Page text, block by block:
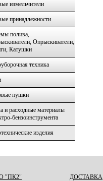
измельчители
принадлежности
полива,
Опрыскиватели,
Катушки
техника
пушки
и расходные материалы
бензоинструмента
изделия
"ПК2" ДОСТАВКА